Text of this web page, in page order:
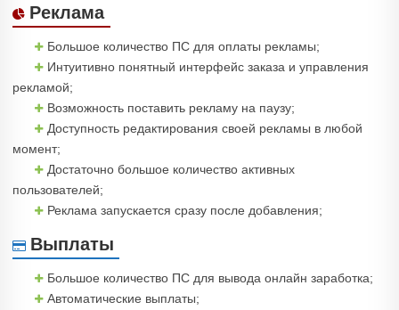
Реклама
Большое количество ПС для оплаты рекламы;
Интуитивно понятный интерфейс заказа и управления
рекламой;
Возможность поставить рекламу на паузу;
Доступность редактирования своей рекламы в любой
момент;
Достаточно большое количество активных
пользователей;
Реклама запускается сразу после добавления;
Выплаты
Большое количество ПС для вывода онлайн заработка;
Автоматические выплаты;